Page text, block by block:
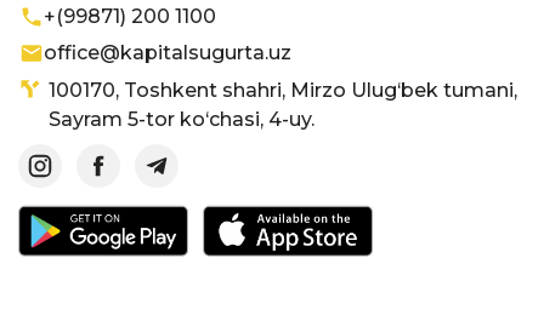
+(99871) 200 1100
office@kapitalsugurta.uz
100170, Toshkent shahri, Mirzo Ulug‘bek tumani,
Sayram 5-tor ko‘chasi, 4-uy.